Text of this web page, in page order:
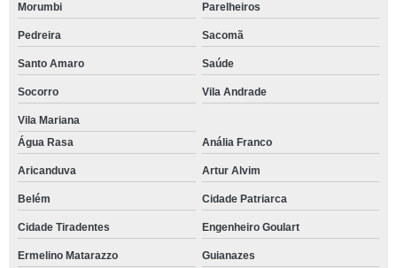
Morumbi Parelheiros
Pedreira Sacomã
Santo Amaro Saúde
Socorro Vila Andrade
Vila Mariana
Água Rasa
Anália Franco
Aricanduva Artur Alvim
Belém Cidade Patriarca
Cidade Tiradentes Engenheiro Goulart
Ermelino Matarazzo Guianazes